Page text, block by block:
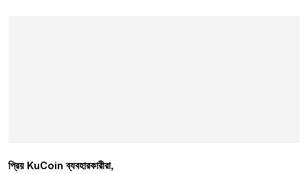
প্রিয় KuCoin ব্যবহারকারীরা,